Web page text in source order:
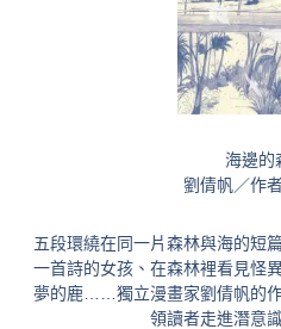
海邊的
劉倩帆／作
五段環繞在同一片森林與海的短
一首詩的女孩、在森林裡看見怪
夢的鹿……獨立漫畫家劉倩帆的
領讀者走進潛意